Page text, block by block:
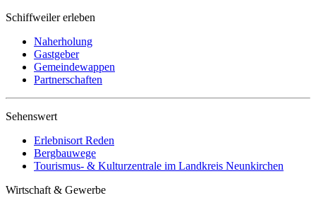
Schiffweiler erleben
Naherholung
Gastgeber
Gemeindewappen
Partnerschaften
Sehenswert
Erlebnisort Reden
Bergbauwege
Tourismus- & Kulturzentrale im Landkreis Neunkirchen
Wirtschaft & Gewerbe